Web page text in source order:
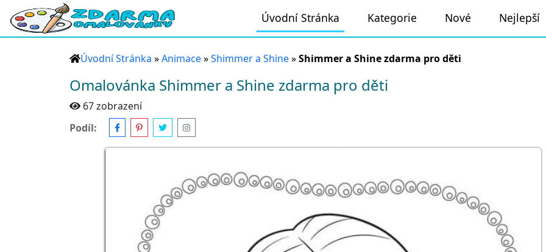
Úvodní Stránka Kategorie Nové Nejlepší
Úvodní Stránka »Animace»Shimmer a Shine»Shimmer a Shine zdarma pro děti
Omalovánka Shimmer a Shine zdarma pro děti
67 zobrazení
Podíl: